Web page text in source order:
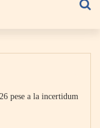
pese a la incertidum